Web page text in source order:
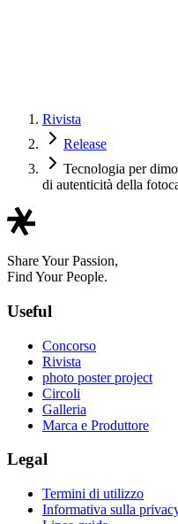
Rivista
Release
Tecnologia per
di autenticità della
Share Your Passion,
Find Your People.
Useful
Concorso
Rivista
photo poster project
Circoli
Galleria
Marca e Produttore
Legal
Termini di utilizzo
Informativa sulla